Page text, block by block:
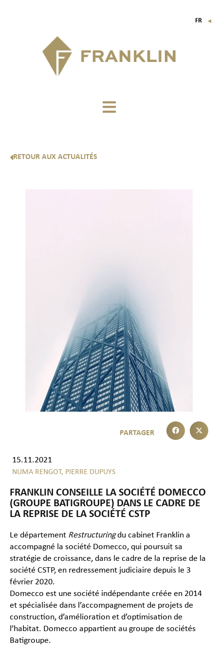
FR ▼
RETOUR AUX ACTUALITÉS
15.11.2021
NUMA RENGOT, PIERRE DUPUYS
FRANKLIN CONSEILLE LA SOCIÉTÉ DOMECCO
(GROUPE BATIGROUPE) DANS LE CADRE DE
LA REPRISE DE LA SOCIÉTÉ CSTP
Le département Restructuring du cabinet Franklin a
accompagné la société Domecco, qui poursuit sa
stratégie de croissance, dans le cadre de la reprise de la
société CSTP, en redressement judiciaire depuis le 3
février 2020.
Domecco est une société indépendante créée en 2014
et spécialisée dans l’accompagnement de projets de
construction, d’amélioration et d’optimisation de
l’habitat. Domecco appartient au groupe de sociétés
Batigroupe.